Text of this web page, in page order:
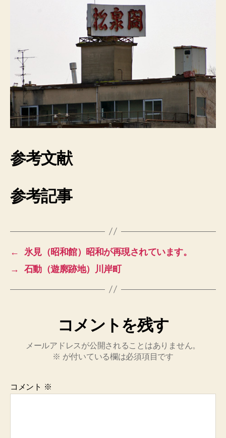
参考文献
参考記事
←
氷見（昭和館）昭和が再現されています。
→
石動（遊廓跡地）川岸町
コメントを残す
メールアドレスが公開されることはありません。
※ が付いている欄は必須項目です
コメント ※